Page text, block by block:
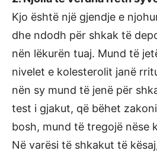
Kjo është një gjendje e
dhe ndodh për shkak të
nën lëkurën tuaj. Mund të
nivelet e kolesterolit janë
nën sy mund të jenë për
test i gjakut, që bëhet
bosh, mund të tregojë nëse
Në varësi të shkakut të